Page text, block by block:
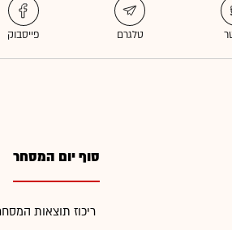
סוף יום המסחר
ריכוז תוצאות